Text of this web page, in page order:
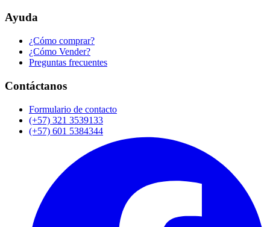
Ayuda
¿Cómo comprar?
¿Cómo Vender?
Preguntas frecuentes
Contáctanos
Formulario de contacto
(+57) 321 3539133
(+57) 601 5384344